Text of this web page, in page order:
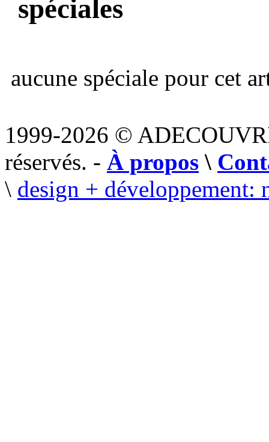
spéciales
aucune spéciale pour cet
1999-2026 ©
réservés. - À propos \
\ design + développement: